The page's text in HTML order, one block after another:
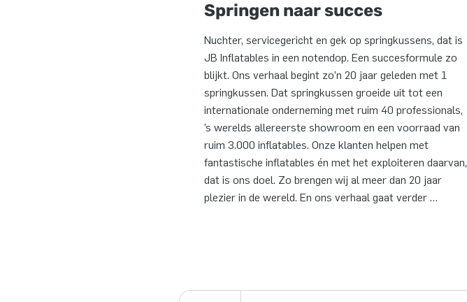
Springen naar succes
Nuchter, servicegericht en gek op springkussens, dat is
JB Inflatables in een notendop. Een succesformule zo
blijkt. Ons verhaal begint zo’n 20 jaar geleden met 1
springkussen. Dat springkussen groeide uit tot een
internationale onderneming met ruim 40 professionals,
’s werelds allereerste showroom en een voorraad van
ruim 3.000 inflatables. Onze klanten helpen met
fantastische inflatables én met het exploiteren daarvan,
dat is ons doel. Zo brengen wij al meer dan 20 jaar
plezier in de wereld. En ons verhaal gaat verder …